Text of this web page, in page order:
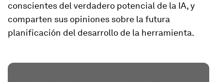
conscientes del verdadero potencial de la IA, y
comparten sus opiniones sobre la futura
planificación del desarrollo de la herramienta.